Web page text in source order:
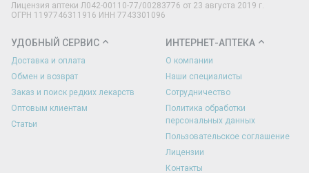
Лицензия аптеки Л042-00110-77/00283776 от 23 августа 2019 г.
ОГРН 1197746311916 ИНН 7743301096
УДОБНЫЙ СЕРВИС
Доставка и оплата
Обмен и возврат
Заказ и поиск редких лекарств
Оптовым клиентам
Статьи
ИНТЕРНЕТ-АПТЕКА
О компании
Наши специалисты
Сотрудничество
Политика обработки
персональных данных
Пользовательское соглашение
Лицензии
Контакты